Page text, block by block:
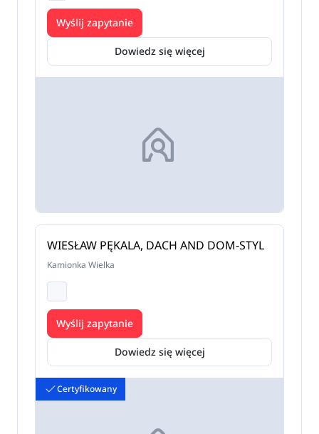
Dowiedz się więcej
Wyślij zapytanie
Certyfikowany
WIESŁAW PĘKALA, DACH AND DOM-STYL
Kamionka Wielka
Dowiedz się więcej
Wyślij zapytanie